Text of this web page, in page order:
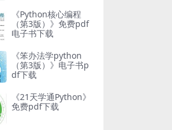
《Python核心编程
（第3版）》免费pdf
电子书下载
《笨办法学python
（第3版）》电子书p
df下载
《21天学通Python》
免费pdf下载